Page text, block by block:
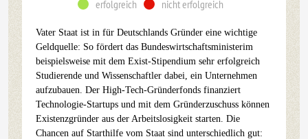
erfolgreich nicht erfolgreich
Vater Staat ist in für Deutschlands Gründer eine wichtige
Geldquelle: So fördert das Bundeswirtschaftsministerim
beispielsweise mit dem Exist-Stipendium sehr erfolgreich
Studierende und Wissenschaftler dabei, ein Unternehmen
aufzubauen. Der High-Tech-Gründerfonds finanziert
Technologie-Startups und mit dem Gründerzuschuss können
Existenzgründer aus der Arbeitslosigkeit starten. Die
Chancen auf Starthilfe vom Staat sind unterschiedlich gut: